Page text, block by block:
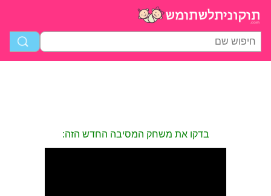
בדקו את משחק המסיבה החדש הזה: